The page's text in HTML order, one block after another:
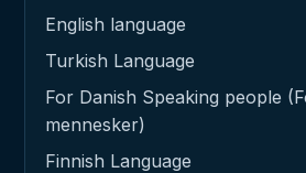
English language
Turkish Language
For Danish Speaking people
mennesker)
Finnish Language